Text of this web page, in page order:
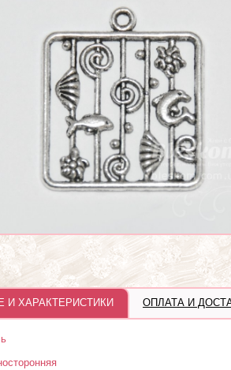
И ХАРАКТЕРИСТИКИ ОПЛАТА И